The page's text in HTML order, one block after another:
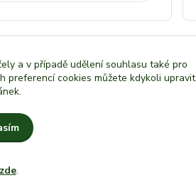
a v případě udělení souhlasu také pro
preferencí cookies můžete kdykoli upravit
zde.